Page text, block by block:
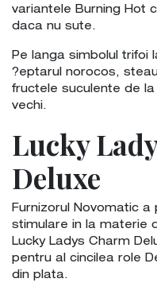
variantele Burning Hot
daca nu sute.
Pe langa simbolul trifoi
?eptarul norocos,
fructele suculente de
vechi.
Lucky
Deluxe
Furnizorul Novomatic a
stimulare in la materie
Lucky Ladys Charm
pentru al cincilea role
din plata.